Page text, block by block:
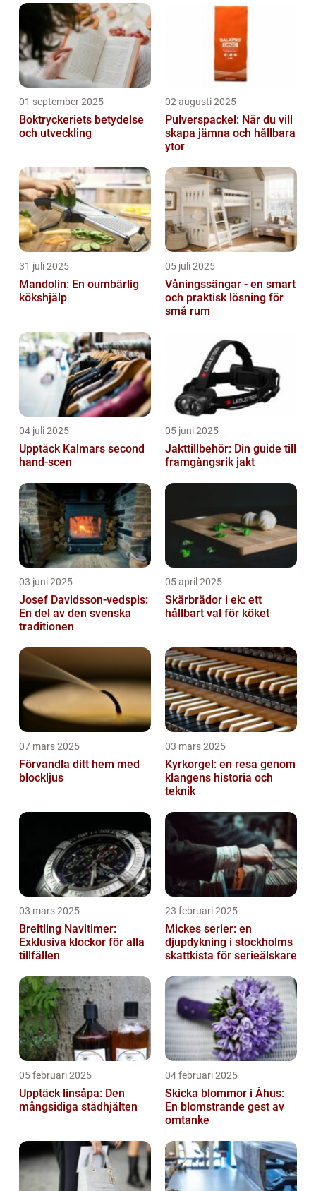
01 september 2025
Boktryckeriets betydelse
och utveckling
02 augusti 2025
Pulverspackel: När du vill
skapa jämna och hållbara
ytor
31 juli 2025
Mandolin: En oumbärlig
kökshjälp
05 juli 2025
Våningssängar - en smart
och praktisk lösning för
små rum
04 juli 2025
Upptäck Kalmars second
hand-scen
05 juni 2025
Jakttillbehör: Din guide till
framgångsrik jakt
03 juni 2025
Josef Davidsson-vedspis:
En del av den svenska
traditionen
05 april 2025
Skärbrädor i ek: ett
hållbart val för köket
07 mars 2025
Förvandla ditt hem med
blockljus
03 mars 2025
Kyrkorgel: en resa genom
klangens historia och
teknik
03 mars 2025
Breitling Navitimer:
Exklusiva klockor för alla
tillfällen
23 februari 2025
Mickes serier: en
djupdykning i stockholms
skattkista för serieälskare
05 februari 2025
Upptäck linsåpa: Den
mångsidiga städhjälten
04 februari 2025
Skicka blommor i Åhus:
En blomstrande gest av
omtanke